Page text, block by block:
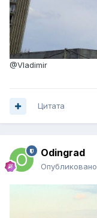
@Vladimir
Цитата
Odingrad
Опубликовано